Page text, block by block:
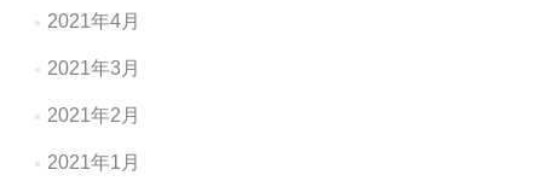
2021年4月
2021年3月
2021年2月
2021年1月